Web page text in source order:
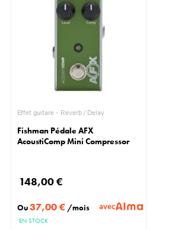
Effet guitare - Reverb / Delay
Fishman Pédale AFX
AcoustiComp Mini Compressor
148,00 €
Ou37,00 € /mois avec
EN STOCK